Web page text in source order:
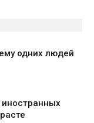
одних людей